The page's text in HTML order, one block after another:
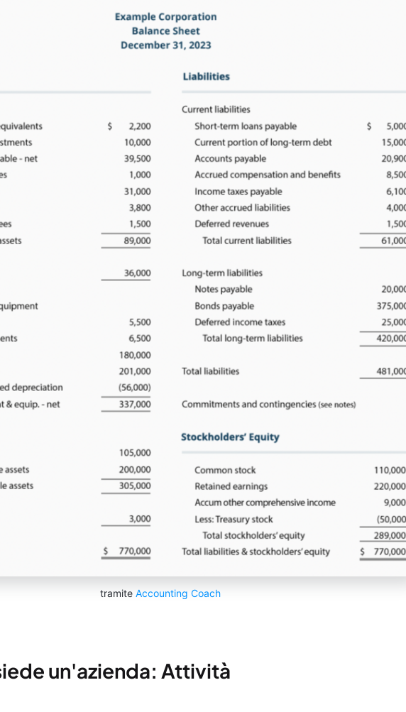
tramite Accounting Coach
un'azienda: Attività